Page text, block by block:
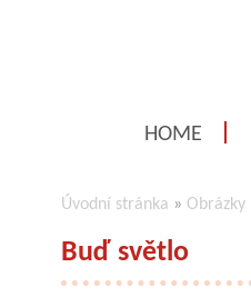
HOME
Úvodní stránka » Obrázky
Buď světlo